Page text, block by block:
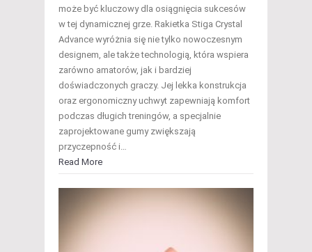
może być kluczowy dla osiągnięcia sukcesów
w tej dynamicznej grze. Rakietka Stiga Crystal
Advance wyróżnia się nie tylko nowoczesnym
designem, ale także technologią, która wspiera
zarówno amatorów, jak i bardziej
doświadczonych graczy. Jej lekka konstrukcja
oraz ergonomiczny uchwyt zapewniają komfort
podczas długich treningów, a specjalnie
zaprojektowane gumy zwiększają
przyczepność i…
Read More